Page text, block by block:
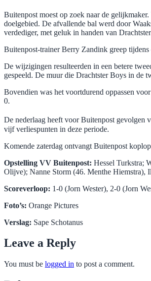
Buitenpost moest op zoek naar de
doelgebied. De afvallende bal werd door
verdediger, met geluk in handen van
Buitenpost-trainer Berry Zandink greep
De wijzigingen resulteerden in een betere
gespeeld. De muur die Drachtster Boys in de
Bovendien was het voortdurend oppassen
0.
De nederlaag heeft voor Buitenpost gevolgen
vijf verliespunten in deze periode.
Komende zaterdag ontvangt Buitenpost
Opstelling VV Buitenpost: Hessel Turkstra;
Olijve); Nanne Storm (46. Menthe Hiemstra),
Scoreverloop: 1-0 (Jorn Wester), 2-0 (Jorn
Foto’s: Orange Pictures
Verslag: Sape Schotanus
Leave a Reply
You must be logged in to post a comment.